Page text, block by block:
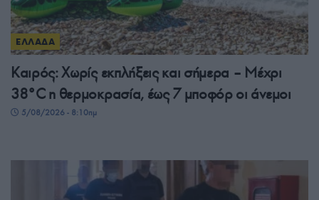
ΕΛΛΑΔΑ
Καιρός: Χωρίς εκπλήξεις και σήμερα – Μέχρι
38°C η θερμοκρασία, έως 7 μποφόρ οι άνεμοι
5/08/2026 - 8:10πμ